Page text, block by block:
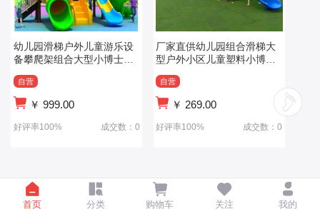
幼儿园滑梯户外儿童游乐设
备攀爬架组合大型小博士游
自营
￥ 999.00
好评率100% 成交数：0
厂家直供幼儿园组合滑梯大
型户外小区儿童塑料小博士
自营
￥ 269.00
好评率100% 成交数：0
首页 分类 购物车 关注 我的